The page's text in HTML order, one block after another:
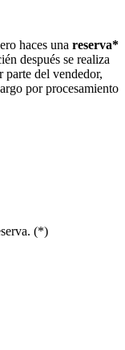
haces una reserva*
después se realiza
parte del vendedor,
por procesamiento
(*)